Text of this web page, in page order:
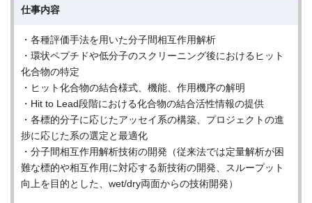
仕事内容
・各種評価手法を用いた分子間相互作用解析
・環状ペプチドや低分子のスクリーニング後におけるヒット
化合物の特定
・ヒット化合物の結合様式、機能、作用機序の解明
・Hit to Lead段階における化合物の結合活性情報の提供
・各標的分子に応じたアッセイ系の構築、プロジェクトの進
捗に応じた系の選定と最適化
・分子間相互作用解析技術の開発（従来法では定量解析が困
難な標的や相互作用に対応する新技術の開発、スループット
向上を目的とした、wet/dry両面からの技術開発）